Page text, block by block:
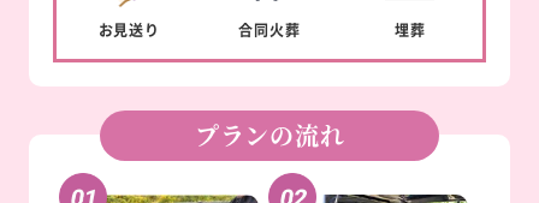
お見送り 合同火葬 埋葬
プランの流れ